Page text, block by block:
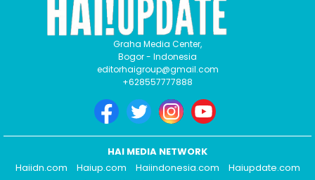
Graha Media Center,
Bogor - Indonesia
editorhaigroup@gmail.com
+628557777888
HAI MEDIA NETWORK
Haiidn.com
Haiup.com Haiindonesia.com
Haiupdate.com